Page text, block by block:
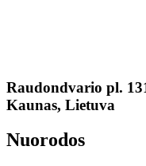
Raudondvario pl.
Kaunas, Lietuva
Nuorodos